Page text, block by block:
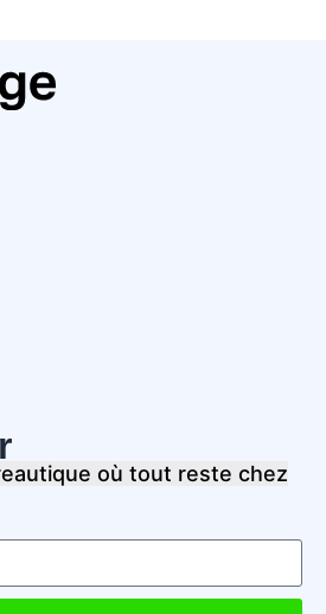
où tout reste chez